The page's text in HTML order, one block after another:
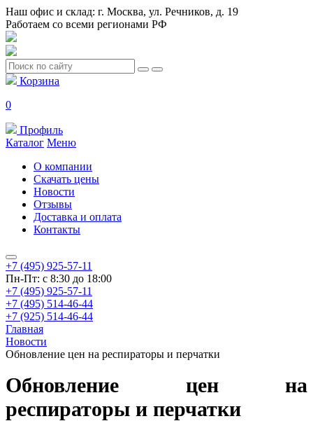
Наш офис и склад: г. Москва, ул. Речников, д. 19
Работаем со всеми регионами РФ
Корзина
0
Профиль
Каталог Меню
О компании
Скачать цены
Новости
Отзывы
Доставка и оплата
Контакты
+7 (495) 925-57-11
Пн-Пт: с 8:30 до 18:00
+7 (495) 925-57-11
+7 (495) 514-46-44
+7 (925) 514-46-44
Главная
Новости
Обновление цен на респираторы и перчатки
Обновление цен на
респираторы и перчатки